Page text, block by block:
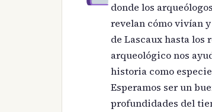
donde los
revelan cómo vivían
de Lascaux hasta los
arqueológico nos
historia como
Esperamos ser un
profundidades del